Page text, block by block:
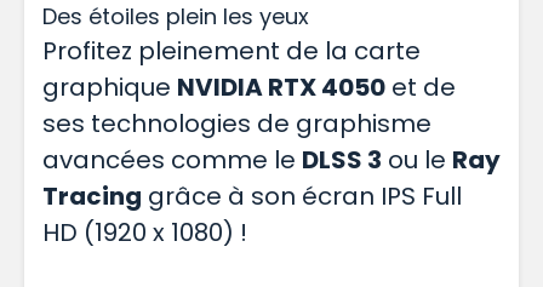
Des étoiles plein les yeux
Profitez pleinement de la carte
graphique NVIDIA RTX 4050 et de
ses technologies de graphisme
avancées comme le DLSS 3 ou le Ray
Tracing grâce à son écran IPS Full
HD (1920 x 1080) !